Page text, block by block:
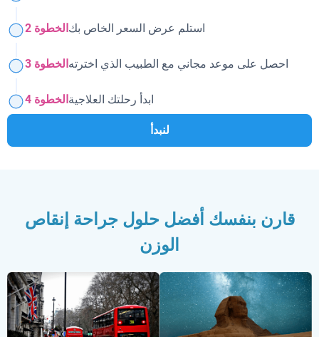
الخطوة 2استلم عرض السعر الخاص بك
الخطوة 3احصل على موعد مجاني مع الطبيب الذي اخترته
الخطوة 4ابدأ رحلتك العلاجية
لنبدأ
قارن بنفسك أفضل حلول جراحة إنقاص
الوزن